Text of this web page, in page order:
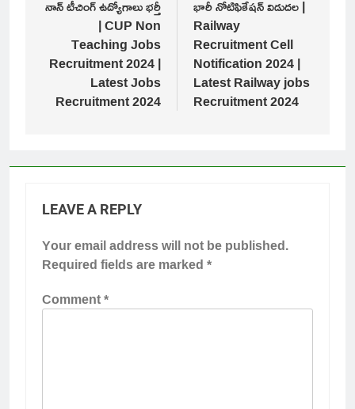
నాన్ టీచింగ్ ఉద్యోగాలు భర్తీ
| CUP Non
Teaching Jobs
Recruitment 2024 |
Latest Jobs
Recruitment 2024
భారీ నోటిఫికేషన్ విడుదల |
Railway
Recruitment Cell
Notification 2024 |
Latest Railway jobs
Recruitment 2024
LEAVE A REPLY
Your email address will not be published.
Required fields are marked*
Comment*